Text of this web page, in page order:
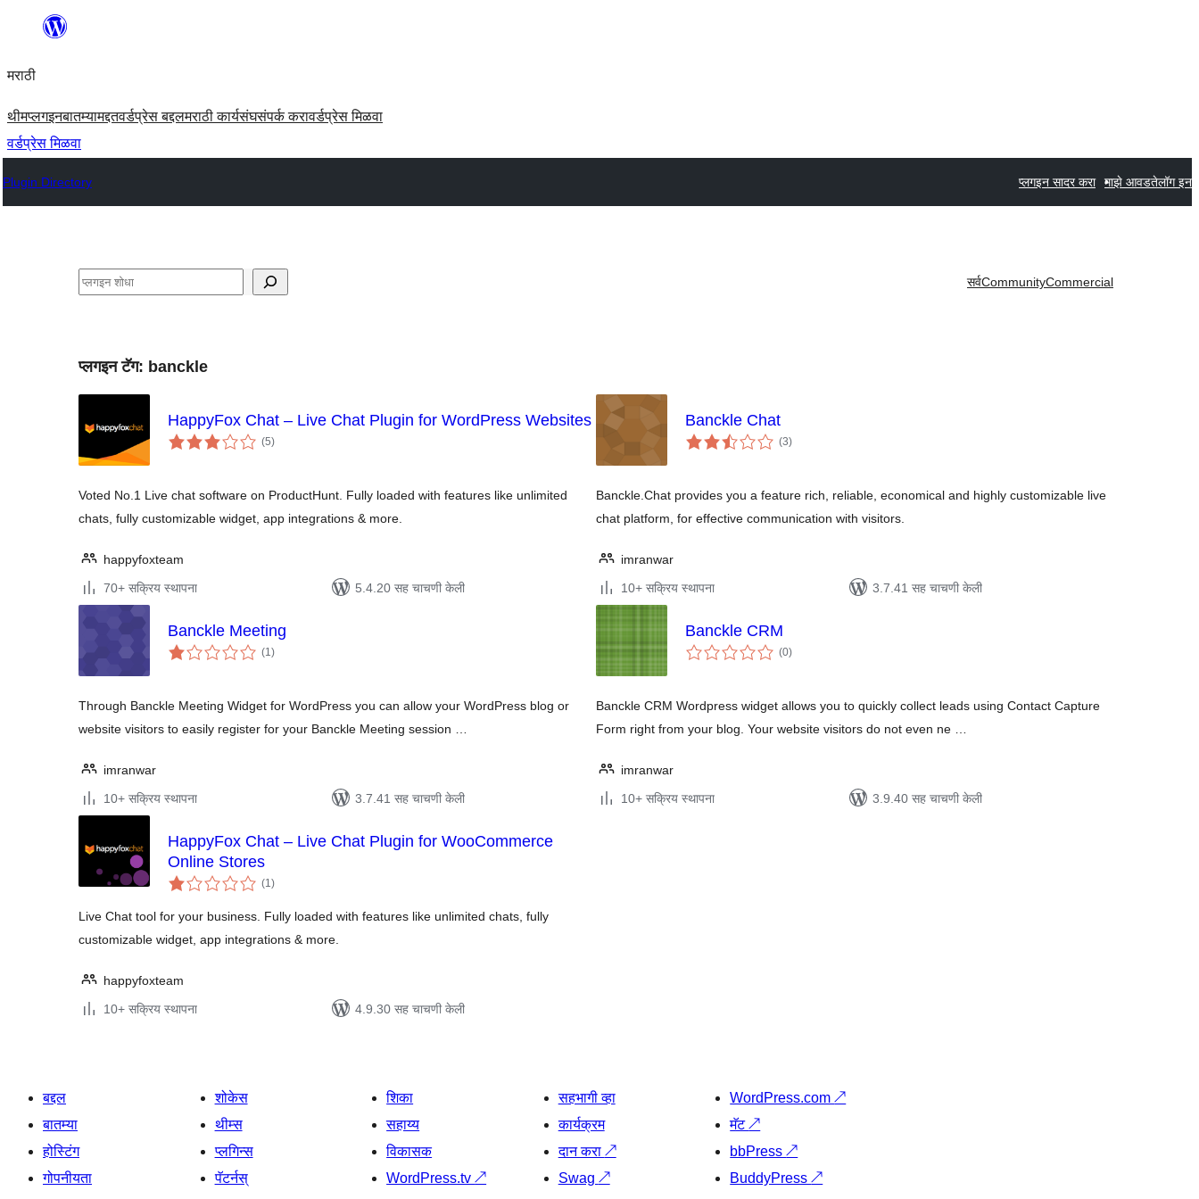
सामुग्रीवर
मराठी
थीमप्लगइनबातम्यामद्दतवर्डप्रेस बद्दलमराठी कार्यसंघसंपर्क करावर्डप्रेस मिळवा
वर्डप्रेस मिळवा
Plugin Directory प्लगइन सादर करा माझे आवडतेलॉग इन
शोधा सर्वCommunityCommercial
प्लगइन टॅग: banckle
HappyFox Chat – Live Chat Plugin for WordPress Websites
(5एकूण
मूल्यांकन
)
Voted No.1 Live chat software on ProductHunt. Fully loaded with features like unlimited
chats, fully customizable widget, app integrations & more.
happyfoxteam
70+ सक्रिय स्थापना
5.4.20 सह चाचणी केली
Banckle Chat
(3एकूण
मूल्यांकन
)
Banckle.Chat provides you a feature rich, reliable, economical and highly customizable live
chat platform, for effective communication with visitors.
imranwar
10+ सक्रिय स्थापना
3.7.41 सह चाचणी केली
Banckle Meeting
(1एकूण
मूल्यांकन
)
Through Banckle Meeting Widget for WordPress you can allow your WordPress blog or
website visitors to easily register for your Banckle Meeting session …
imranwar
10+ सक्रिय स्थापना
3.7.41 सह चाचणी केली
Banckle CRM
(0एकूण
मूल्यांकन
)
Banckle CRM Wordpress widget allows you to quickly collect leads using Contact Capture
Form right from your blog. Your website visitors do not even ne …
imranwar
10+ सक्रिय स्थापना
3.9.40 सह चाचणी केली
HappyFox Chat – Live Chat Plugin for WooCommerce
Online Stores
(1एकूण
मूल्यांकन
)
Live Chat tool for your business. Fully loaded with features like unlimited chats, fully
customizable widget, app integrations & more.
happyfoxteam
10+ सक्रिय स्थापना
4.9.30 सह चाचणी केली
बद्दल
बातम्या
होस्टिंग
गोपनीयता
शोकेस
थीम्स
प्लगिन्स
पॅटर्नस्
शिका
सहाय्य
विकासक
WordPress.tv↗
सहभागी व्हा
कार्यक्रम
दान करा ↗
Swag ↗
WordPress.com↗
मॅट↗
bbPress↗
BuddyPress↗